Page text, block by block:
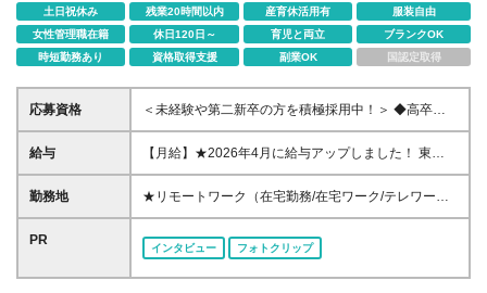
土日祝休み
残業20時間以内 産育休活用有
服装自由
女性管理職在籍
休日120日～ 育児と両立
ブランクOK
時短勤務あり
資格取得支援 副業OK 国認定取得
応募資格
＜未経験や第二新卒の方を積極採用中！＞ ◆高卒以
上 ◆事務経験・社会人経験がない方大歓迎 ◆初めて
の転職・第二新卒の方大歓迎 ◆転職回数不問 ◆20代
は、今までのスキルや経験より 「やってみたい！」
という気持ちを大切にしています！
給与
【月給】★2026年4月に給与アップしました！ 東
京 21万0000円～ 神奈川 20万2000円～ 大阪/埼玉 19
万7000円～ 千葉 19万6000円～ 愛知 19万2000円～
～ 栃木 18万2500円～ 滋賀/群馬 18万1500円～ 三
勤務地
★リモートワーク（在宅勤務/在宅ワーク/テレワー
ク）もOK 東京都内（渋谷、六本木、丸の内、新宿、
恵比寿、池袋、品川、秋葉原など）、神奈川、千葉、
埼玉、北海道、仙台、福島、新潟、栃木、群馬、つく
ば、長野、富山、静岡、名古屋、金沢、岐阜、三重、
PR
インタビュー フォトクリップ